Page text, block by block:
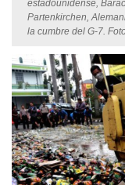
estadounidense,
Partenkirchen,
la cumbre del G-7.